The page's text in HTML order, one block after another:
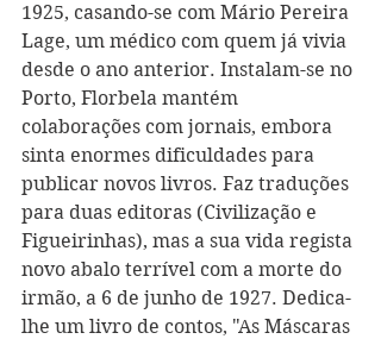
1925, casando-se com Mário Pereira
Lage, um médico com quem já vivia
desde o ano anterior. Instalam-se no
Porto, Florbela mantém
colaborações com jornais, embora
sinta enormes dificuldades para
publicar novos livros. Faz traduções
para duas editoras (Civilização e
Figueirinhas), mas a sua vida regista
novo abalo terrível com a morte do
irmão, a 6 de junho de 1927. Dedica-
lhe um livro de contos, "As Máscaras